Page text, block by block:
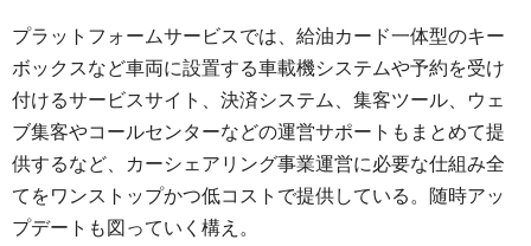
プラットフォームサービスでは、給油カード一体型のキー
ボックスなど車両に設置する車載機システムや予約を受け
付けるサービスサイト、決済システム、集客ツール、ウェ
ブ集客やコールセンターなどの運営サポートもまとめて提
供するなど、カーシェアリング事業運営に必要な仕組み全
てをワンストップかつ低コストで提供している。随時アッ
プデートも図っていく構え。